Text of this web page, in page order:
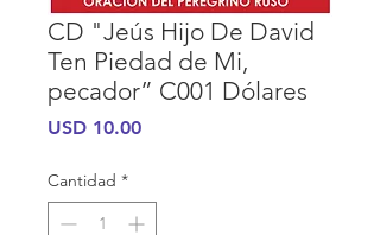
CD "Jeús Hijo De David
Ten Piedad de Mi,
pecador” C001 Dólares
USD 10.00Precio
Cantidad *